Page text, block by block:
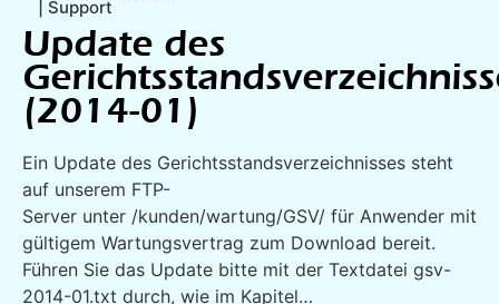
Support
Update des
(2014-01)
Ein Update des Gerichtsstandsverzeichnisses steht
auf unserem FTP-
Server unter /kunden/wartung/GSV/ für Anwender mit
gültigem Wartungsvertrag zum Download bereit.
Führen Sie das Update bitte mit der Textdatei gsv-
2014-01.txt durch, wie im Kapitel…